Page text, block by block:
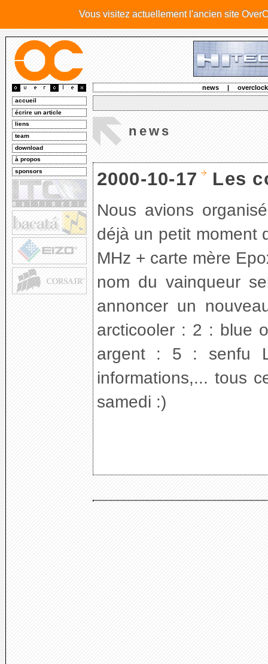
Vous visitez actuellement l'ancien site
accueil
écrire un article
liens
team
download
à propos
sponsors
news |
news
2000-10-17 Les
Nous avions
déjà un petit moment
MHz + carte mère
nom du vainqueur
annoncer un
arcticooler : 2 : blue
argent : 5 : senfu
informations,... tous
samedi :)